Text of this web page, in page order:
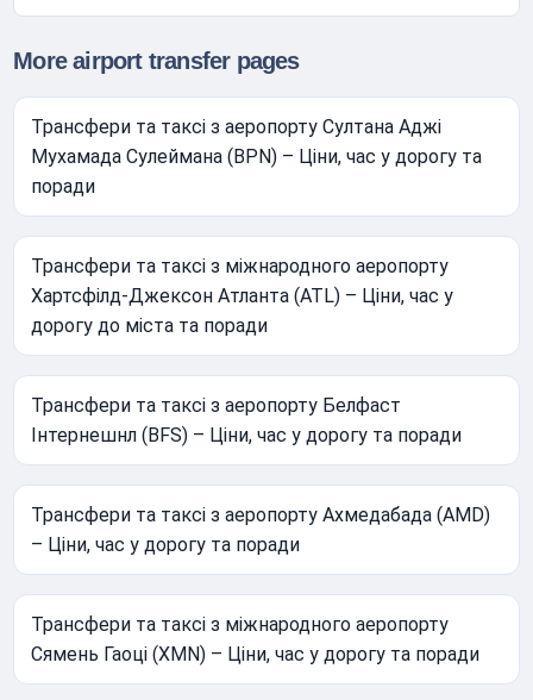
More airport transfer pages
Трансфери та таксі з аеропорту Султана Аджі
Мухамада Сулеймана (BPN) – Ціни, час у дорогу та
поради
Трансфери та таксі з міжнародного аеропорту
Хартсфілд-Джексон Атланта (ATL) – Ціни, час у
дорогу до міста та поради
Трансфери та таксі з аеропорту Белфаст
Інтернешнл (BFS) – Ціни, час у дорогу та поради
Трансфери та таксі з аеропорту Ахмедабада (AMD)
– Ціни, час у дорогу та поради
Трансфери та таксі з міжнародного аеропорту
Сямень Гаоці (XMN) – Ціни, час у дорогу та поради